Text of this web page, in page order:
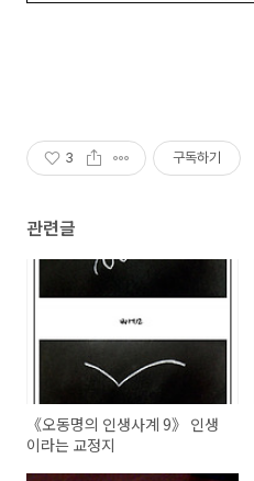
3 구독하기
관련글
《오동명의 인생사계 9》 인생
이라는 교정지